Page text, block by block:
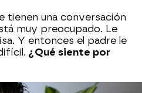
tienen una conversación
muy preocupado. Le
Y entonces el padre le
¿Qué siente por